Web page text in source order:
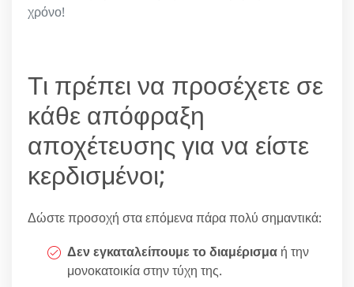
χρόνο!
Τι πρέπει να προσέχετε σε
κάθε απόφραξη
αποχέτευσης για να είστε
κερδισμένοι;
Δώστε προσοχή στα επόμενα πάρα πολύ σημαντικά:
Δεν εγκαταλείπουμε το διαμέρισμα ή την
μονοκατοικία στην τύχη της.